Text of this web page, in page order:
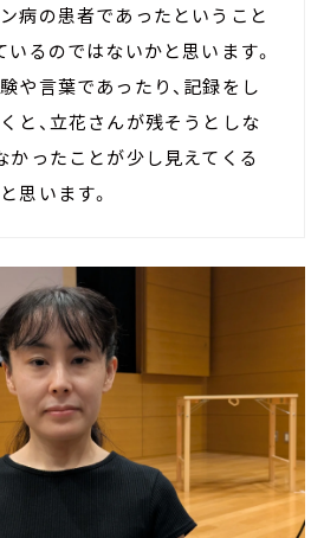
病の患者であったということ
いるのではないかと思います。
や言葉であったり、記録をし
と、立花さんが残そうとしな
かったことが少し見えてくる
思います。